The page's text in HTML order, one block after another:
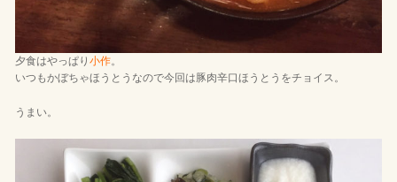
夕食はやっぱり 小作。
いつもかぼちゃほうとうなので今回は豚肉辛口ほうとうをチョイス。
うまい。